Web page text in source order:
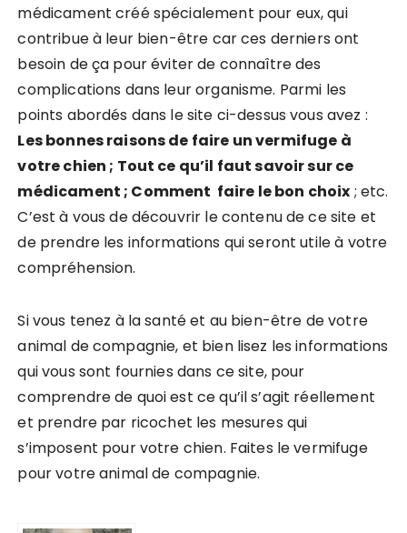
médicament créé spécialement pour eux, qui
contribue à leur bien-être car ces derniers ont
besoin de ça pour éviter de connaître des
complications dans leur organisme. Parmi les
points abordés dans le site ci-dessus vous avez :
Les bonnes raisons de faire un vermifuge à
votre chien ; Tout ce qu’il faut savoir sur ce
médicament ; Comment faire le bon choix ; etc.
C’est à vous de découvrir le contenu de ce site et
de prendre les informations qui seront utile à votre
compréhension.
Si vous tenez à la santé et au bien-être de votre
animal de compagnie, et bien lisez les informations
qui vous sont fournies dans ce site, pour
comprendre de quoi est ce qu’il s’agit réellement
et prendre par ricochet les mesures qui
s’imposent pour votre chien. Faites le vermifuge
pour votre animal de compagnie.